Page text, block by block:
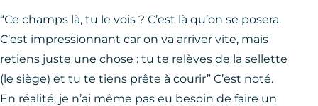
“Ce champs là, tu le vois ? C’est là qu’on se posera.
C’est impressionnant car on va arriver vite, mais
retiens juste une chose : tu te relèves de la sellette
(le siège) et tu te tiens prête à courir” C’est noté.
En réalité, je n’ai même pas eu besoin de faire un